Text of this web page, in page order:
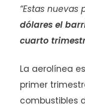
“Estas
dólares el
cuarto
La aerolínea
primer
combustibles